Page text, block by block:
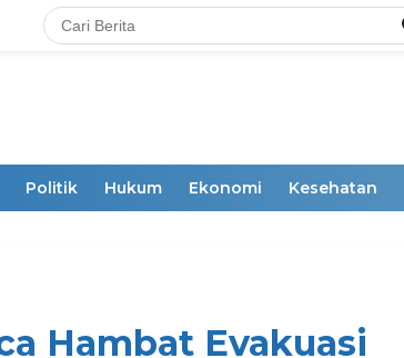
Politik Hukum Ekonomi Kesehatan
Hambat Evakuasi